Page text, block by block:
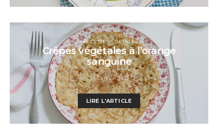
RECETTE VÉGÉTALE
Crêpes végétales à l’orange
sanguine
3 FÉVRIER 2021
LIRE L'ARTICLE